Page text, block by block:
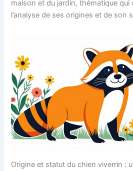
maison et du jardin, thématique
l’analyse de ses origines et de son
Origine et statut du chien viverrin :